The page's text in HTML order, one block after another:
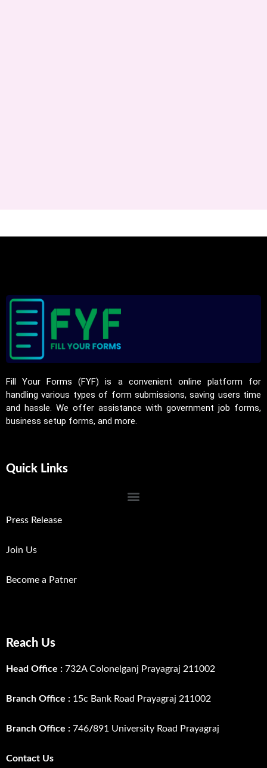
Fill Your Forms (FYF) is a convenient online platform for
handling various types of form submissions, saving users time
and hassle. We offer assistance with government job forms,
business setup forms, and more.
Quick Links
Press Release
Join Us
Become a Patner
Reach Us
Head Office : 732A Colonelganj Prayagraj 211002
Branch Office : 15c Bank Road Prayagraj 211002
Branch Office : 746/891 University Road Prayagraj
Contact Us